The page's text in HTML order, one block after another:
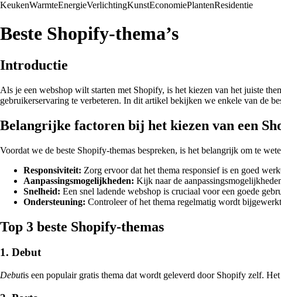
KeukenWarmteEnergieVerlichtingKunstEconomiePlantenResidentie
Beste Shopify-thema’s
Introductie
Als je een webshop wilt starten met Shopify, is het kiezen van het juiste
gebruikerservaring te verbeteren. In dit artikel bekijken we enkele van de
Belangrijke factoren bij het kiezen van een
Voordat we de beste Shopify-themas bespreken, is het belangrijk om te
Responsiviteit: Zorg ervoor dat het thema responsief is en goed
Aanpassingsmogelijkheden: Kijk naar de
Snelheid: Een snel ladende webshop is cruciaal voor een goede
Ondersteuning: Controleer of het thema regelmatig wordt
Top 3 beste Shopify-themas
1. Debut
Debutis een populair gratis thema dat wordt geleverd door Shopify zelf.